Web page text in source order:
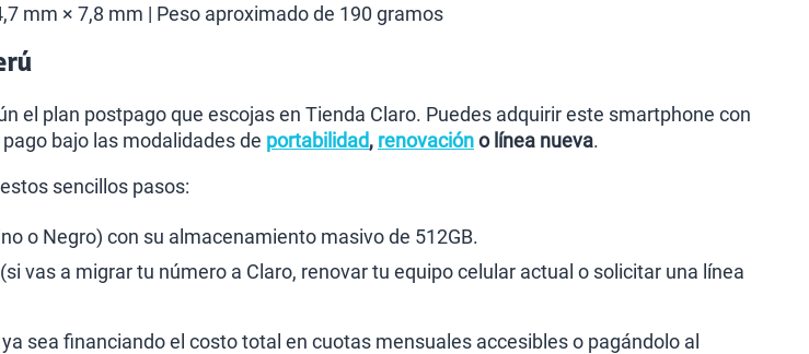
mm × 7,8 mm | Peso aproximado de 190 gramos
el plan postpago que escojas en Tienda Claro. Puedes adquirir este smartphone con
bajo las modalidades de portabilidad, renovacióno línea nueva.
sencillos pasos:
o Negro) con su almacenamiento masivo de 512GB.
(si vas a migrar tu número a Claro, renovar tu equipo celular actual o solicitar una línea
ya sea financiando el costo total en cuotas mensuales accesibles o pagándolo al